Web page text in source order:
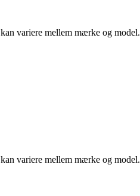
variere mellem mærke og model.
variere mellem mærke og model.